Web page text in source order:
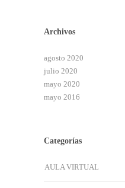
Archivos
agosto 2020
julio 2020
mayo 2020
mayo 2016
Categorías
AULA VIRTUAL